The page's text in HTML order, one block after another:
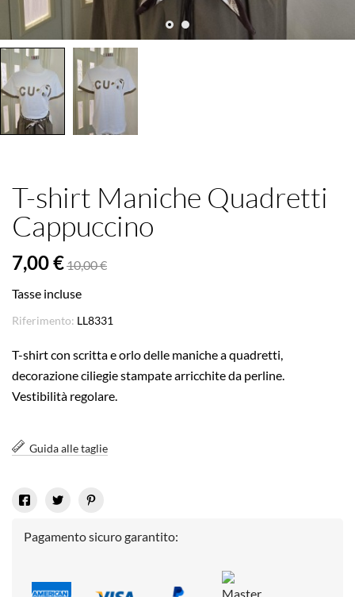
T-shirt Maniche Quadretti
Cappuccino
7,00 €10,00 €
Tasse incluse
Riferimento: LL8331
T-shirt con scritta e orlo delle maniche a quadretti,
decorazione ciliegie stampate arricchite da perline.
Vestibilità regolare.
Guida alle taglie
Pagamento sicuro garantito: